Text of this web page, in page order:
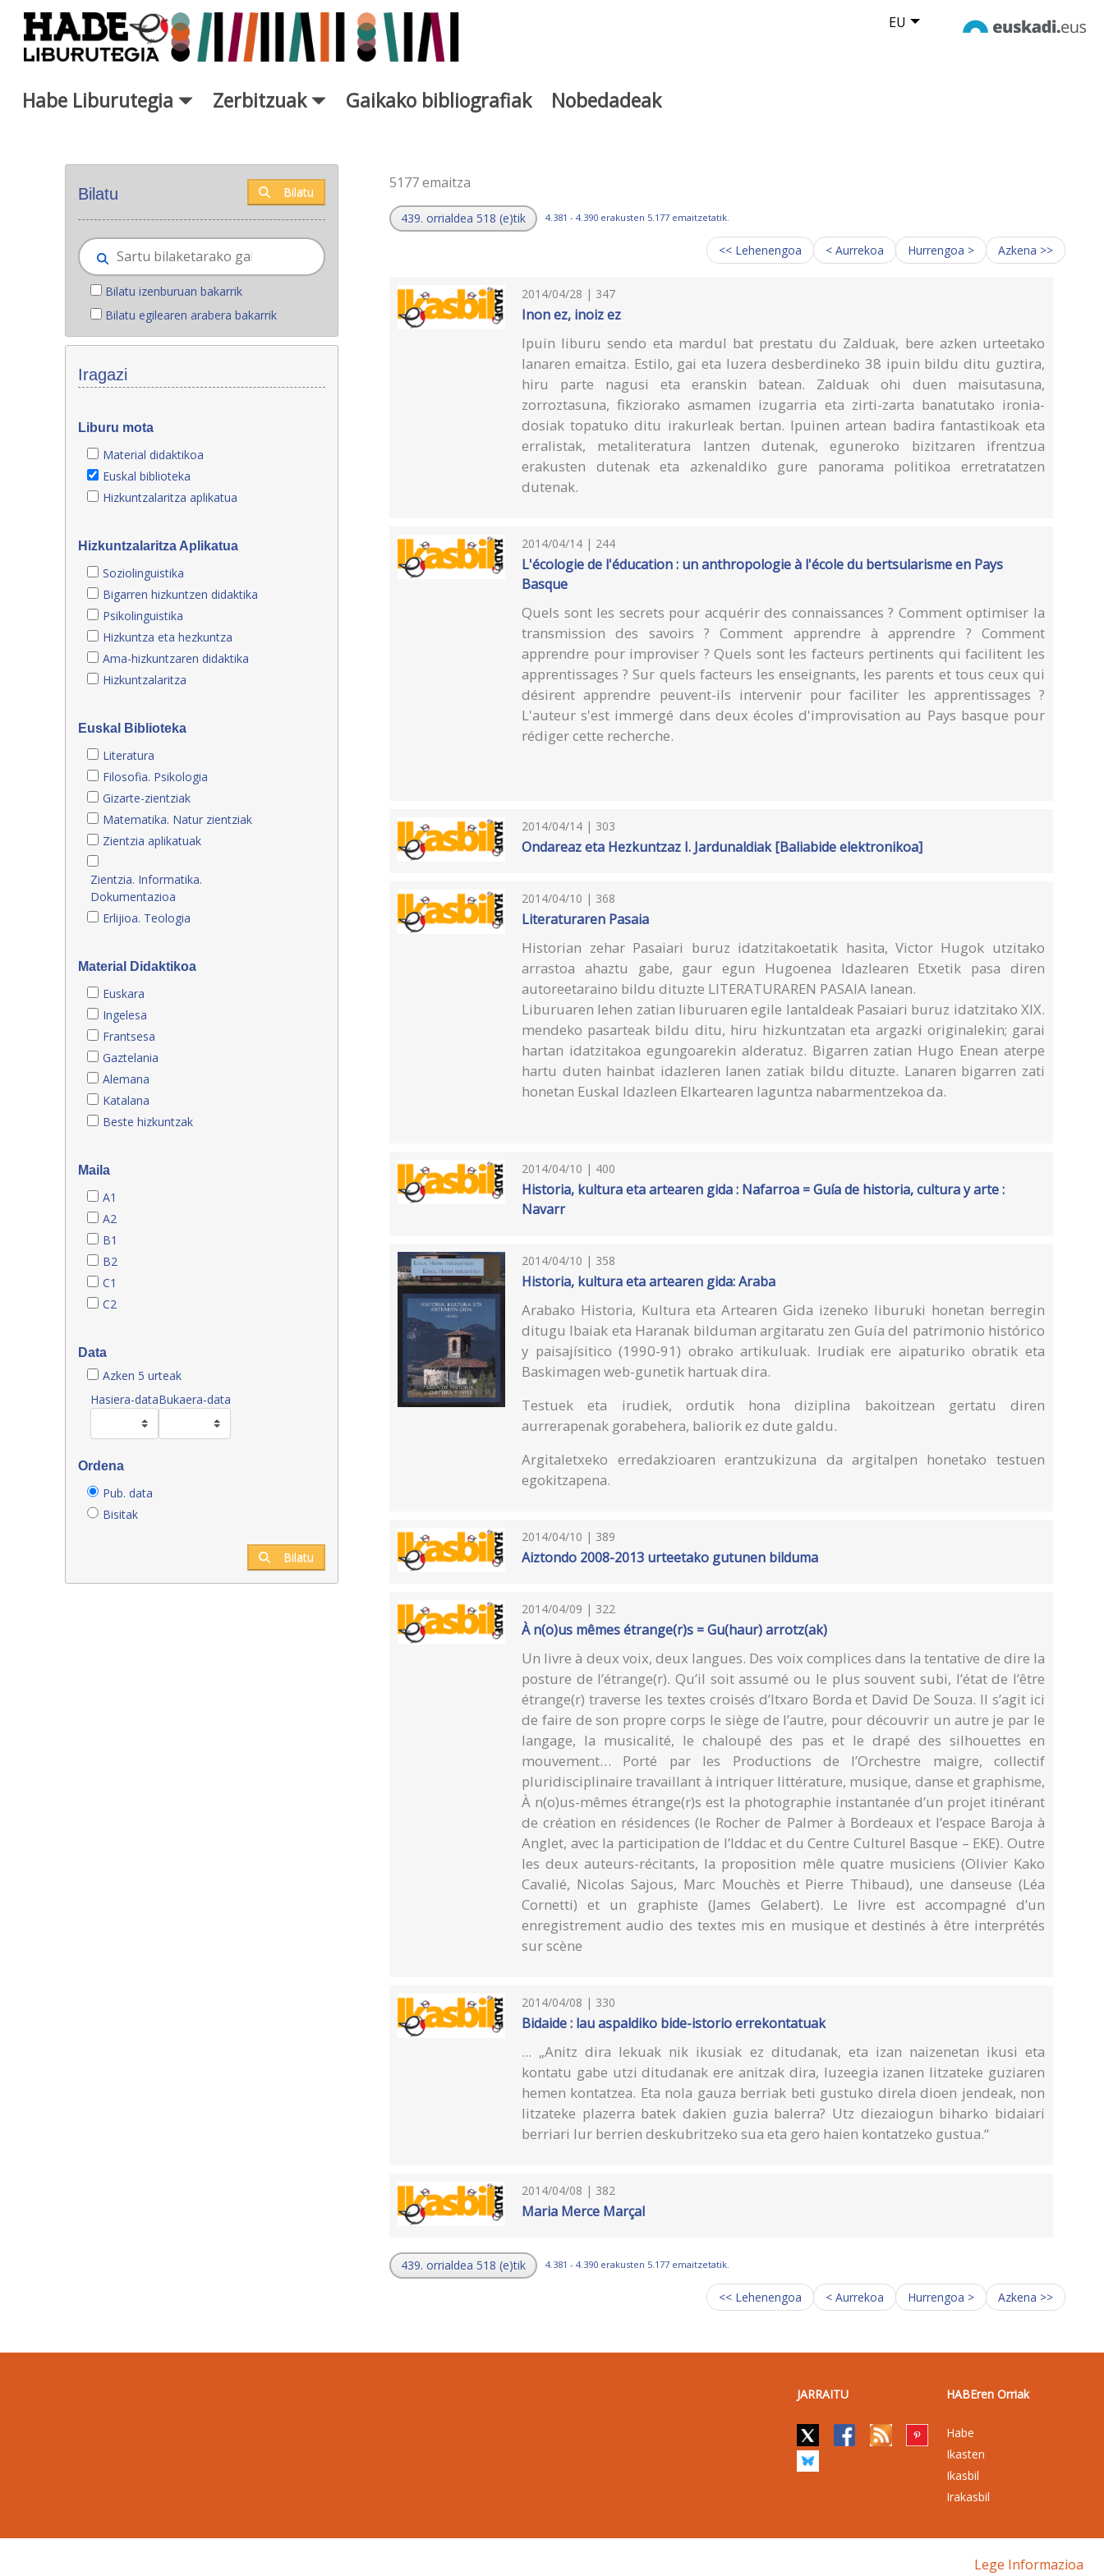
Eduki nagusira joan EU
Habe Liburutegia Zerbitzuak Gaikako bibliografiak Nobedadeak
Bilatu Bilatu
Bilatu izenburuan bakarrik
Bilatu egilearen arabera bakarrik
Iragazi
Liburu mota
Material didaktikoa
Euskal biblioteka
Hizkuntzalaritza aplikatua
Hizkuntzalaritza Aplikatua
Soziolinguistika
Bigarren hizkuntzen didaktika
Psikolinguistika
Hizkuntza eta hezkuntza
Ama-hizkuntzaren didaktika
Hizkuntzalaritza
Euskal Biblioteka
Literatura
Filosofia. Psikologia
Gizarte-zientziak
Matematika. Natur zientziak
Zientzia aplikatuak
Zientzia. Informatika.
Dokumentazioa
Erlijioa. Teologia
Material Didaktikoa
Euskara
Ingelesa
Frantsesa
Gaztelania
Alemana
Katalana
Beste hizkuntzak
Maila
A1
A2
B1
B2
C1
C2
Data
Azken 5 urteak
Hasiera-dataBukaera-data
Ordena
Pub. data
Bisitak
Bilatu
5177 emaitza
439. orrialdea 518 (e)tik 4.381 - 4.390 erakusten 5.177 emaitzetatik.
<< Lehenengoa < Aurrekoa Hurrengoa > Azkena >>
2014/04/28 | 347
Inon ez, inoiz ez
Ipuin liburu sendo eta mardul bat prestatu du Zalduak, bere azken urteetako
lanaren emaitza. Estilo, gai eta luzera desberdineko 38 ipuin bildu ditu guztira,
hiru parte nagusi eta eranskin batean. Zalduak ohi duen maisutasuna,
zorroztasuna, fikziorako asmamen izugarria eta zirti-zarta banatutako ironia-
dosiak topatuko ditu irakurleak bertan. Ipuinen artean badira fantastikoak eta
erralistak, metaliteratura lantzen dutenak, eguneroko bizitzaren ifrentzua
erakusten dutenak eta azkenaldiko gure panorama politikoa erretratatzen
dutenak.
2014/04/14 | 244
L'écologie de l'éducation : un anthropologie à l'école du bertsularisme en Pays
Basque
Quels sont les secrets pour acquérir des connaissances ? Comment optimiser la
transmission des savoirs ? Comment apprendre à apprendre ? Comment
apprendre pour improviser ? Quels sont les facteurs pertinents qui facilitent les
apprentissages ? Sur quels facteurs les enseignants, les parents et tous ceux qui
désirent apprendre peuvent-ils intervenir pour faciliter les apprentissages ?
L'auteur s'est immergé dans deux écoles d'improvisation au Pays basque pour
rédiger cette recherche.
2014/04/14 | 303
Ondareaz eta Hezkuntzaz I. Jardunaldiak [Baliabide elektronikoa]
2014/04/10 | 368
Literaturaren Pasaia
Historian zehar Pasaiari buruz idatzitakoetatik hasita, Victor Hugok utzitako
arrastoa ahaztu gabe, gaur egun Hugoenea Idazlearen Etxetik pasa diren
autoreetaraino bildu dituzte LITERATURAREN PASAIA lanean.
Liburuaren lehen zatian liburuaren egile lantaldeak Pasaiari buruz idatzitako XIX.
mendeko pasarteak bildu ditu, hiru hizkuntzatan eta argazki originalekin; garai
hartan idatzitakoa egungoarekin alderatuz. Bigarren zatian Hugo Enean aterpe
hartu duten hainbat idazleren lanen zatiak bildu dituzte. Lanaren bigarren zati
honetan Euskal Idazleen Elkartearen laguntza nabarmentzekoa da.
2014/04/10 | 400
Historia, kultura eta artearen gida : Nafarroa = Guía de historia, cultura y arte :
Navarr
2014/04/10 | 358
Historia, kultura eta artearen gida: Araba
Arabako Historia, Kultura eta Artearen Gida izeneko liburuki honetan berregin
ditugu Ibaiak eta Haranak bilduman argitaratu zen Guía del patrimonio histórico
y paisajísitico (1990-91) obrako artikuluak. Irudiak ere aipaturiko obratik eta
Baskimagen web-gunetik hartuak dira.
Testuek eta irudiek, ordutik hona diziplina bakoitzean gertatu diren
aurrerapenak gorabehera, baliorik ez dute galdu.
Argitaletxeko erredakzioaren erantzukizuna da argitalpen honetako testuen
egokitzapena.
2014/04/10 | 389
Aiztondo 2008-2013 urteetako gutunen bilduma
2014/04/09 | 322
À n(o)us mêmes étrange(r)s = Gu(haur) arrotz(ak)
Un livre à deux voix, deux langues. Des voix complices dans la tentative de dire la
posture de l’étrange(r). Qu’il soit assumé ou le plus souvent subi, l’état de l’être
étrange(r) traverse les textes croisés d’Itxaro Borda et David De Souza. Il s’agit ici
de faire de son propre corps le siège de l’autre, pour découvrir un autre je par le
langage, la musicalité, le chaloupé des pas et le drapé des silhouettes en
mouvement… Porté par les Productions de l’Orchestre maigre, collectif
pluridisciplinaire travaillant à intriquer littérature, musique, danse et graphisme,
À n(o)us-mêmes étrange(r)s est la photographie instantanée d’un projet itinérant
de création en résidences (le Rocher de Palmer à Bordeaux et l’espace Baroja à
Anglet, avec la participation de l’Iddac et du Centre Culturel Basque – EKE). Outre
les deux auteurs-récitants, la proposition mêle quatre musiciens (Olivier Kako
Cavalié, Nicolas Sajous, Marc Mouchès et Pierre Thibaud), une danseuse (Léa
Cornetti) et un graphiste (James Gelabert). Le livre est accompagné d’un
enregistrement audio des textes mis en musique et destinés à être interprétés
sur scène
2014/04/08 | 330
Bidaide : lau aspaldiko bide-istorio errekontatuak
... „Anitz dira lekuak nik ikusiak ez ditudanak, eta izan naizenetan ikusi eta
kontatu gabe utzi ditudanak ere anitzak dira, luzeegia izanen litzateke guziaren
hemen kontatzea. Eta nola gauza berriak beti gustuko direla dioen jendeak, non
litzateke plazerra batek dakien guzia balerra? Utz diezaiogun biharko bidaiari
berriari lur berrien deskubritzeko sua eta gero haien kontatzeko gustua.“
2014/04/08 | 382
Maria Merce Marçal
439. orrialdea 518 (e)tik 4.381 - 4.390 erakusten 5.177 emaitzetatik.
<< Lehenengoa < Aurrekoa Hurrengoa > Azkena >>
JARRAITU HABEren Orriak
Habe
Ikasten
Ikasbil
Irakasbil
Lege Informazioa